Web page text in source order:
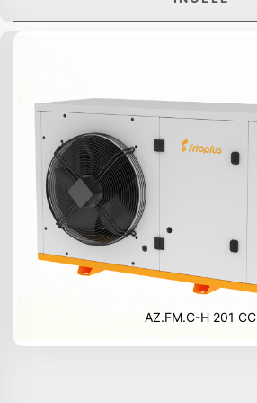
AZ.FM.C-H 201 CC